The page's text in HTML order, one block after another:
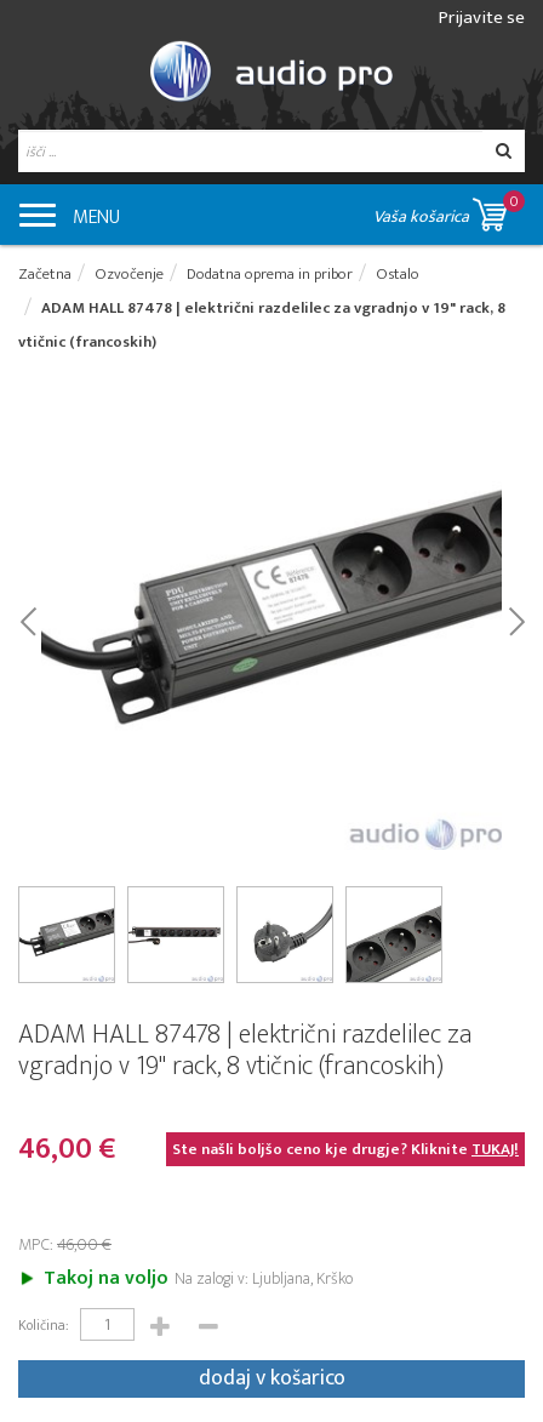
Prijavite se
MENU Vaša košarica
0
Začetna Ozvočenje Dodatna oprema in pribor
Ostalo
ADAM HALL 87478 | električni razdelilec za vgradnjo v 19" rack, 8
vtičnic (francoskih)
ADAM HALL 87478 | električni razdelilec za
vgradnjo v 19" rack, 8 vtičnic (francoskih)
46,00 € Ste našli boljšo ceno kje drugje? KlikniteTUKAJ!
MPC:46,00 €
Takoj na voljo Na zalogi v: Ljubljana, Krško
Količina:
dodaj v košarico